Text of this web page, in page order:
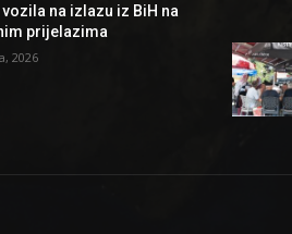
na izlazu iz BiH na
prijelazima
2026